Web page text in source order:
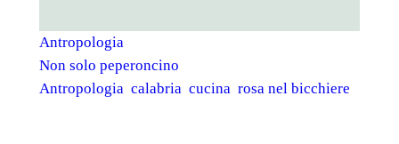
Antropologia
Non solo peperoncino
Antropologia calabria cucina rosa nel bicchiere